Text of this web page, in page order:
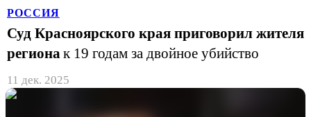
РОССИЯ
Суд Красноярского края приговорил жителя
региона к 19 годам за двойное убийство
11 дек. 2025